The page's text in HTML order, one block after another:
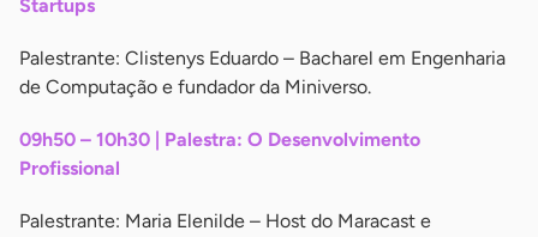
Startups
Palestrante: Clistenys Eduardo – Bacharel em Engenharia
de Computação e fundador da Miniverso.
09h50 – 10h30 | Palestra: O Desenvolvimento
Profissional
Palestrante: Maria Elenilde – Host do Maracast e